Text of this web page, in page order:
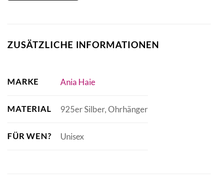
ZUSÄTZLICHE INFORMATIONEN
MARKE Ania Haie
MATERIAL 925er Silber, Ohrhänger
FÜR WEN? Unisex